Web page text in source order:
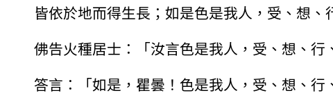
皆依於地而得生長；如是色是我人，受、想、
佛告火種居士：「汝言色是我人，受、想、行
答言：「如是，瞿曇！色是我人，受、想、行